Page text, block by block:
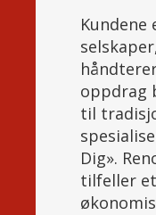
oppdrag
til
Dig».
tilfeller